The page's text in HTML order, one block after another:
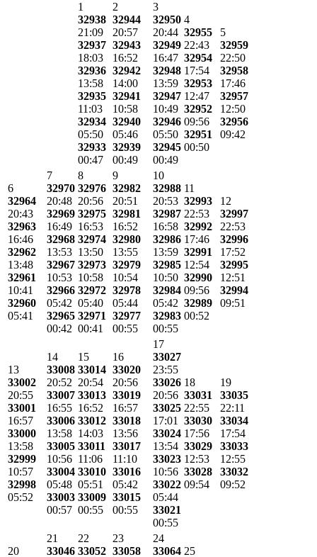
1
32938
21:09
32937
18:03
32936
13:58
32935
11:03
32934
05:50
32933
00:47
2
32944
20:57
32943
16:52
32942
14:00
32941
10:58
32940
05:46
32939
00:49
3
32950
20:44
32949
16:47
32948
13:59
32947
10:49
32946
05:50
32945
00:49
4
32955
22:43
32954
17:54
32953
12:47
32952
09:56
32951
00:50
5
32959
22:50
32958
17:46
32957
12:50
32956
09:42
6
32964
20:43
32963
16:46
32962
13:48
32961
10:41
32960
05:41
7
32970
20:48
32969
16:49
32968
13:53
32967
10:53
32966
05:42
32965
00:42
8
32976
20:56
32975
16:53
32974
13:50
32973
10:58
32972
05:40
32971
00:41
9
32982
20:51
32981
16:52
32980
13:55
32979
10:54
32978
05:44
32977
00:55
10
32988
20:53
32987
16:58
32986
13:59
32985
10:50
32984
05:42
32983
00:55
11
32993
22:53
32992
17:46
32991
12:54
32990
09:56
32989
00:52
12
32997
22:53
32996
17:52
32995
12:51
32994
09:51
13
33002
20:55
33001
16:57
33000
13:58
32999
10:57
32998
05:52
14
33008
20:52
33007
16:55
33006
13:58
33005
10:56
33004
05:48
33003
00:57
15
33014
20:54
33013
16:52
33012
14:03
33011
11:06
33010
05:51
33009
00:55
16
33020
20:56
33019
16:57
33018
13:56
33017
11:10
33016
05:42
33015
00:55
17
33027
23:55
33026
20:56
33025
17:01
33024
13:54
33023
10:56
33022
05:44
33021
00:55
18
33031
22:55
33030
17:56
33029
12:53
33028
09:54
19
33035
22:11
33034
17:54
33033
12:55
33032
09:52
20
21
33046
22
33052
23
33058
24
33064 25